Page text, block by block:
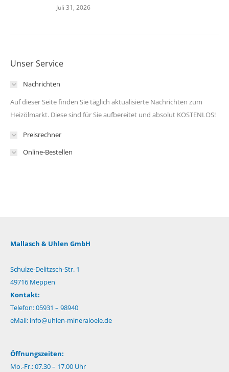
Juli 31, 2026
Unser Service
Nachrichten
Auf dieser Seite finden Sie täglich aktualisierte Nachrichten zum
Heizölmarkt. Diese sind für Sie aufbereitet und absolut KOSTENLOS!
Preisrechner
Online-Bestellen
Mallasch & Uhlen GmbH
Schulze-Delitzsch-Str. 1
49716 Meppen
Kontakt:
Telefon: 05931 – 98940
eMail: info@uhlen-mineraloele.de
Öffnungszeiten:
Mo.-Fr.: 07.30 – 17.00 Uhr